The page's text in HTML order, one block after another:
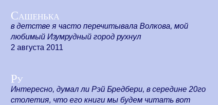
Сашенька
в детстве я часто перечитывала Волкова, мой
любимый Изумрудный город рухнул
2 августа 2011
Ру
Интересно, думал ли Рэй Бредбери, в середине 20го
столетия, что его книги мы будем читать вот